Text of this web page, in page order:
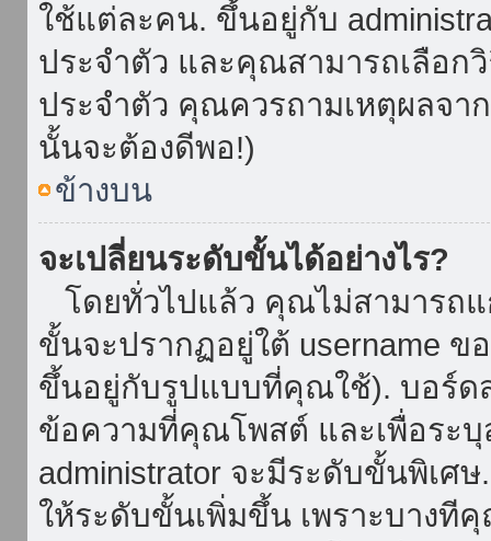
ใช้แต่ละคน. ขึ้นอยู่กับ
ประจำตัว และคุณสามารถเลือก
ประจำตัว คุณควรถามเหตุผลจา
นั้นจะต้องดีพอ!)
ข้างบน
จะเปลี่ยนระดับขั้นได้อย่างไร?
โดยทั่วไปแล้ว คุณไม่สามารถ
ขั้นจะปรากฏอยู่ใต้ username
ขึ้นอยู่กับรูปแบบที่คุณใช้). บอร์ด
ข้อความที่คุณโพสต์ และเพื่อระบุ
administrator จะมีระดับขั้นพิเศ
ให้ระดับขั้นเพิ่มขึ้น เพราะบางที